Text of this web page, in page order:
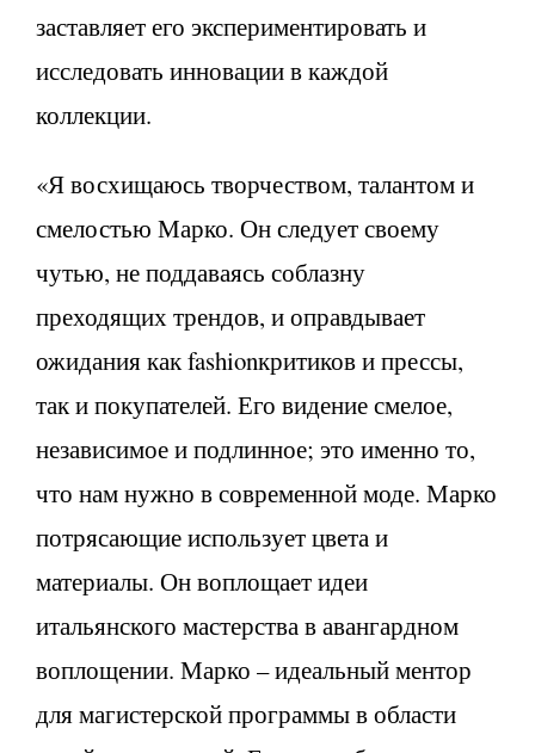
заставляет его экспериментировать и
исследовать инновации в каждой
коллекции.
«Я восхищаюсь творчеством, талантом и
смелостью Марко. Он следует своему
чутью, не поддаваясь соблазну
преходящих трендов, и оправдывает
ожидания как fashionкритиков и прессы,
так и покупателей. Его видение смелое,
независимое и подлинное; это именно то,
что нам нужно в современной моде. Марко
потрясающие использует цвета и
материалы. Он воплощает идеи
итальянского мастерства в авангардном
воплощении. Марко – идеальный ментор
для магистерской программы в области